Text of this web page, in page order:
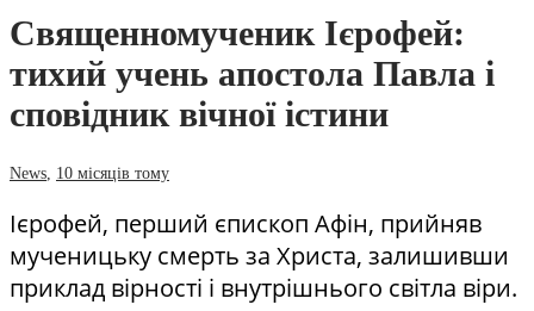
Священномученик Ієрофей:
тихий учень апостола Павла і
сповідник вічної істини
News 10 місяців тому
Ієрофей, перший єпископ Афін, прийняв
мученицьку смерть за Христа, залишивши
приклад вірності і внутрішнього світла віри.